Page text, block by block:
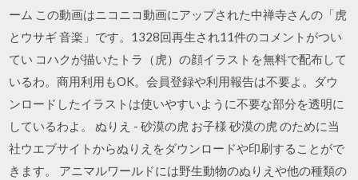
ーム この動画はニコニコ動画にアップされた中禅寺さんの「虎
とウサギ 音楽」です。1328回再生され11件のコメントがつい
てい コハクが描いたトラ（虎）の顔イラストを無料で配布して
いるわ。商用利用もOK。会員登録や利用報告は不要よ。ダウ
ンロードしたイラストは使いやすいように不要な部分を透明に
しているわよ。 ぬりえ - 砂漠の虎 お子様 砂漠の虎 のために当
社ウエブサイトからぬりえをダウンロードや印刷することがで
きます。 アニマルワールドには野生動物のぬりえや他の種類の